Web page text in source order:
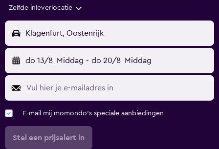
Zelfde inleverlocatie
Klagenfurt, Oostenrijk
do 13/8 Middag - do 20/8 Middag
E-mail mij momondo's speciale aanbiedingen
Stel een prijsalert in